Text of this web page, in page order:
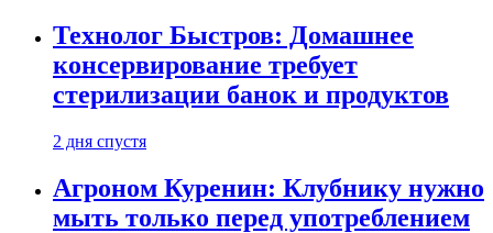
Технолог Быстров: Домашнее
консервирование требует
стерилизации банок и продуктов
2 дня спустя
Агроном Куренин: Клубнику нужно
мыть только перед употреблением